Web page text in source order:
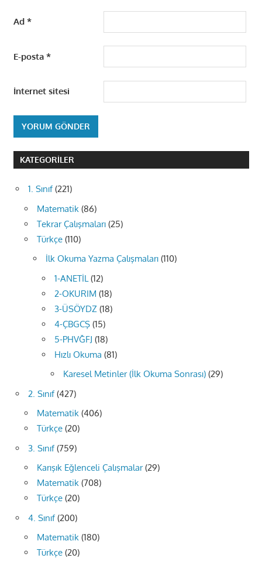
Ad *
E-posta *
İnternet sitesi
KATEGORILER
1. Sınıf(221)
Matematik (86)
Tekrar Çalışmaları (25)
Türkçe (110)
İlk Okuma Yazma Çalışmaları (110)
1-ANETİL(12)
2-OKURIM (18)
3-ÜSÖYDZ (18)
4-ÇBGCŞ (15)
5-PHVĞFJ (18)
Hızlı Okuma (81)
Karesel Metinler (İlk Okuma Sonrası) (29)
2. Sınıf(427)
Matematik (406)
Türkçe (20)
3. Sınıf(759)
Karışık Eğlenceli Çalışmalar(29)
Matematik (708)
Türkçe (20)
4. Sınıf(200)
Matematik (180)
Türkçe (20)